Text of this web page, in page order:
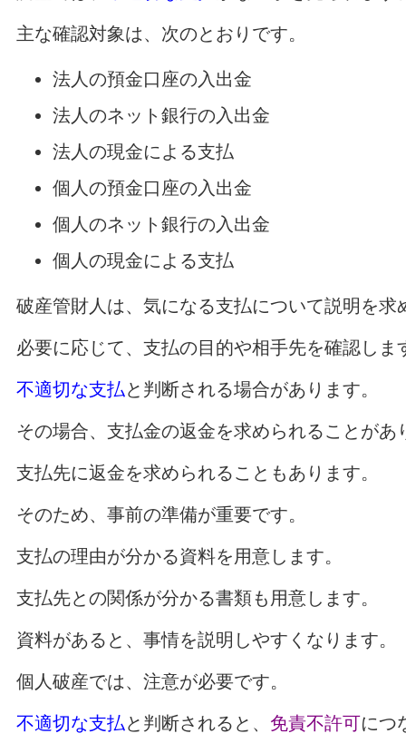
主な確認対象は、次のとおりです。
法人の預金口座の入出金
法人のネット銀行の入出金
法人の現金による支払
個人の預金口座の入出金
個人のネット銀行の入出金
個人の現金による支払
破産管財人は、気になる支払について説明を求
必要に応じて、支払の目的や相手先を確認しま
不適切な支払と判断される場合があります。
その場合、支払金の返金を求められることがあ
支払先に返金を求められることもあります。
そのため、事前の準備が重要です。
支払の理由が分かる資料を用意します。
支払先との関係が分かる書類も用意します。
資料があると、事情を説明しやすくなります。
個人破産では、注意が必要です。
不適切な支払と判断されると、 免責不許可につ